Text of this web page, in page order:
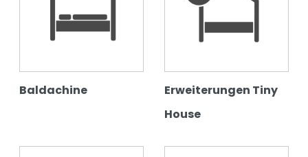
Baldachine
Erweiterungen Tiny
House